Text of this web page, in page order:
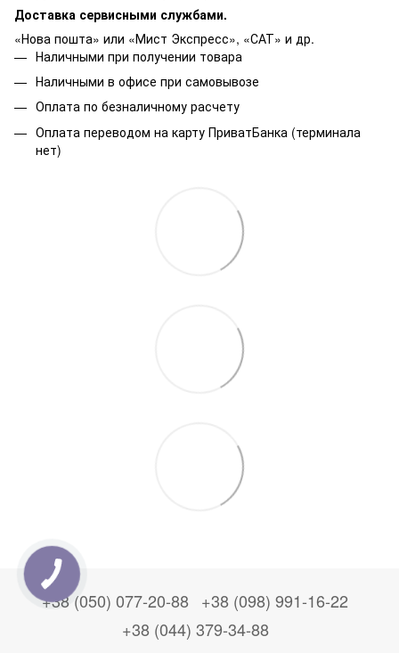
Доставка сервисными службами.
«Нова пошта» или «Мист Экспресс», «САТ» и др.
Наличными при получении товара
Наличными в офисе при самовывозе
Оплата по безналичному расчету
Оплата переводом на карту ПриватБанка (терминала
нет)
+38 (050) 077-20-88 +38 (098) 991-16-22
+38 (044) 379-34-88